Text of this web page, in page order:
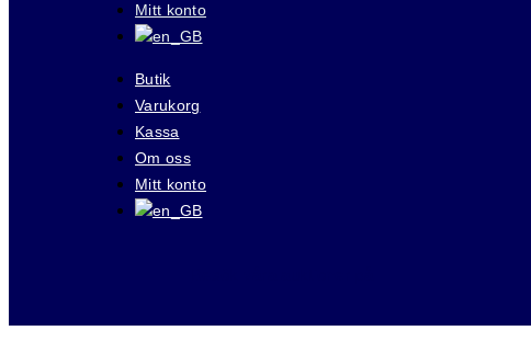
Mitt konto
Butik
Varukorg
Kassa
Om oss
Mitt konto